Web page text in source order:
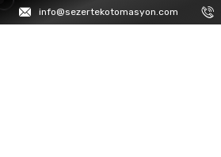
info@sezertekotomasyon.com